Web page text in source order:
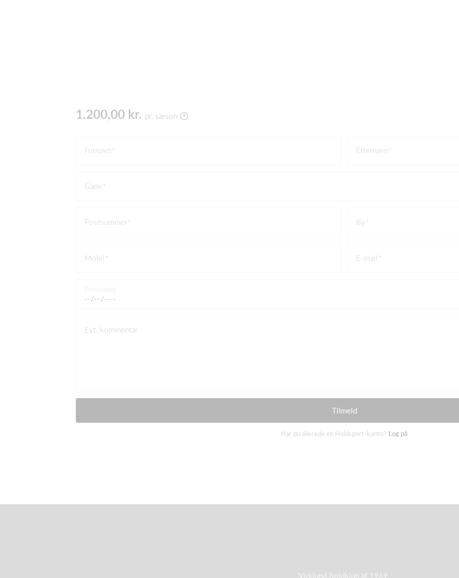
1.200,00 kr. pr. sæson
Fornavn Efternavn
Gade
Postnummer By
Mobil E-mail
Evt. kommentar
Tilmeld
Har du allerede en Holdsport-konto? Log på
Virklund Boldklub af 1969